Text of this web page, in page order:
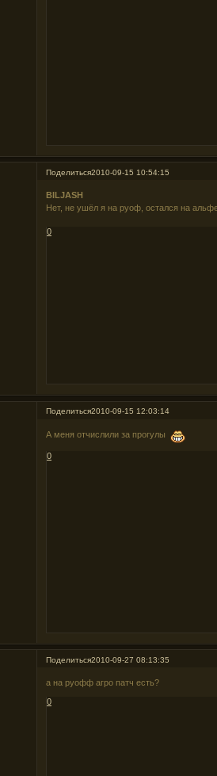
Поделиться2010-09-15 10:54:15
BILJASH
Нет, не ушёл я на руоф, остался на
0
Поделиться2010-09-15 12:03:14
А меня отчислили за прогулы
0
Поделиться2010-09-27 08:13:35
а на руофф агро патч есть?
0